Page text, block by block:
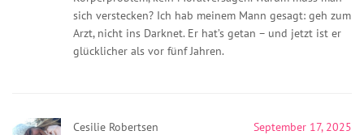
sich verstecken? Ich hab meinem Mann gesagt: geh zum
Arzt, nicht ins Darknet. Er hat’s getan – und jetzt ist er
glücklicher als vor fünf Jahren.
Cesilie Robertsen September 17, 2025